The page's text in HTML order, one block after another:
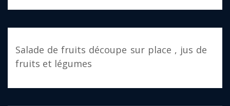
Salade de fruits découpe sur place , jus de
fruits et légumes